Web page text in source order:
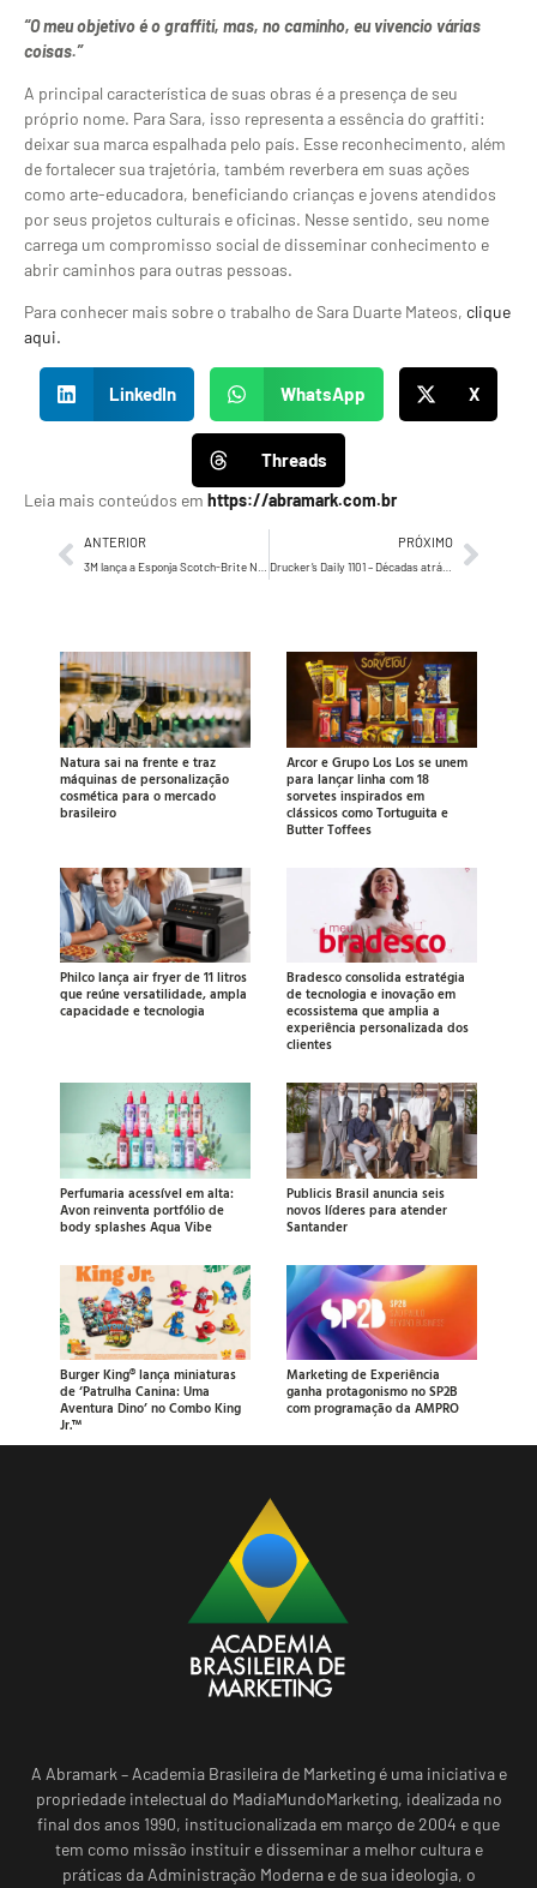
“O meu objetivo é o graffiti, mas, no caminho, eu vivencio várias
coisas.”
A principal característica de suas obras é a presença de seu
próprio nome. Para Sara, isso representa a essência do graffiti:
deixar sua marca espalhada pelo país. Esse reconhecimento, além
de fortalecer sua trajetória, também reverbera em suas ações
como arte-educadora, beneficiando crianças e jovens atendidos
por seus projetos culturais e oficinas. Nesse sentido, seu nome
carrega um compromisso social de disseminar conhecimento e
abrir caminhos para outras pessoas.
Para conhecer mais sobre o trabalho de Sara Duarte Mateos, clique
aqui.
LinkedIn WhatsApp X
Threads
Leia mais conteúdos em https://abramark.com.br
ANTERIOR PRÓXIMO
Drucker’s Daily 1101 – Décadas atrás, Drucker descreve, circunstancialmente, o Brasil de hoje…
Natura sai na frente e traz
máquinas de personalização
cosmética para o mercado
brasileiro
Arcor e Grupo Los Los se unem
para lançar linha com 18
sorvetes inspirados em
clássicos como Tortuguita e
Butter Toffees
Philco lança air fryer de 11 litros
que reúne versatilidade, ampla
capacidade e tecnologia
Bradesco consolida estratégia
de tecnologia e inovação em
ecossistema que amplia a
experiência personalizada dos
clientes
Perfumaria acessível em alta:
Avon reinventa portfólio de
body splashes Aqua Vibe
Publicis Brasil anuncia seis
novos líderes para atender
Santander
Burger King® lança miniaturas
de ‘Patrulha Canina: Uma
Aventura Dino’ no Combo King
Jr.™
Marketing de Experiência
ganha protagonismo no SP2B
com programação da AMPRO
A Abramark – Academia Brasileira de Marketing é uma iniciativa e
propriedade intelectual do MadiaMundoMarketing, idealizada no
final dos anos 1990, institucionalizada em março de 2004 e que
tem como missão instituir e disseminar a melhor cultura e
práticas da Administração Moderna e de sua ideologia, o